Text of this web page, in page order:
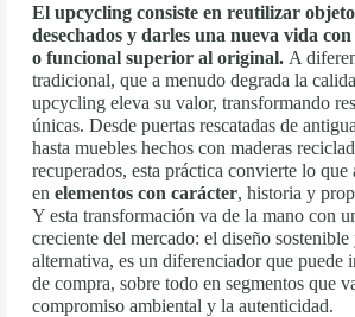
El upcycling consiste en reutilizar
desechados y darles una nueva vida
o funcional superior al original. A
tradicional, que a menudo degrada la
upcycling eleva su valor, transformando
únicas. Desde puertas rescatadas de
hasta muebles hechos con maderas
recuperados, esta práctica convierte lo que
en elementos con carácter, historia y
Y esta transformación va de la mano con
creciente del mercado: el diseño sostenible
alternativa, es un diferenciador que puede
de compra, sobre todo en segmentos que
compromiso ambiental y la autenticidad.